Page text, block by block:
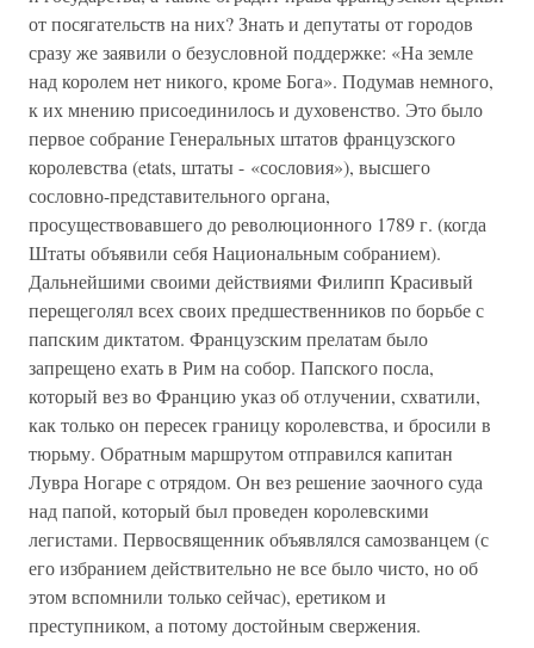
от посягательств на них? Знать и депутаты от городов
сразу же заявили о безусловной поддержке: «На земле
над королем нет никого, кроме Бога». Подумав немного,
к их мнению присоединилось и духовенство. Это было
первое собрание Генеральных штатов французского
королевства (etats, штаты - «сословия»), высшего
сословно-представительного органа,
просуществовавшего до революционного 1789 г. (когда
Штаты объявили себя Национальным собранием).
Дальнейшими своими действиями Филипп Красивый
перещеголял всех своих предшественников по борьбе с
папским диктатом. Французским прелатам было
запрещено ехать в Рим на собор. Папского посла,
который вез во Францию указ об отлучении, схватили,
как только он пересек границу королевства, и бросили в
тюрьму. Обратным маршрутом отправился капитан
Лувра Ногаре с отрядом. Он вез решение заочного суда
над папой, который был проведен королевскими
легистами. Первосвященник объявлялся самозванцем (с
его избранием действительно не все было чисто, но об
этом вспомнили только сейчас), еретиком и
преступником, а потому достойным свержения.